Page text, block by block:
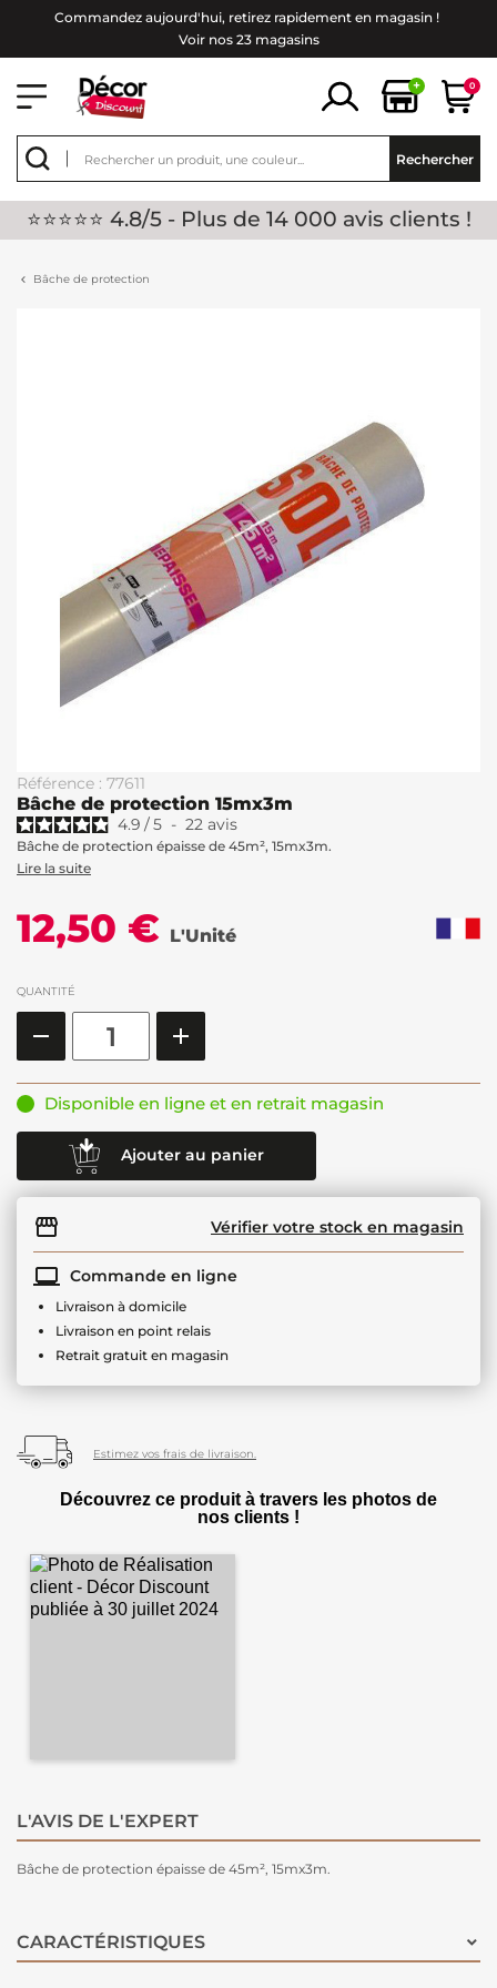
Commandez aujourd'hui, retirez rapidement en magasin !
Voir nos 23 magasins
+ 0
Rechercher
⭐⭐⭐⭐⭐ 4.8/5 - Plus de 14 000 avis clients !
Bâche de protection
Référence : 77611
Bâche de protection 15mx3m
4.9 /5 - 22 avis
Bâche de protection épaisse de 45m², 15mx3m.
Lire la suite
12,50 € L'Unité
QUANTITÉ
Disponible en ligne et en retrait magasin
Ajouter au panier
Vérifier votre stock en magasin
Commande en ligne
Livraison à domicile
Livraison en point relais
Retrait gratuit en magasin
Estimez vos frais de livraison.
Découvrez ce produit à travers les photos de
nos clients !
L'AVIS DE L'EXPERT
Bâche de protection épaisse de 45m², 15mx3m.
CARACTÉRISTIQUES